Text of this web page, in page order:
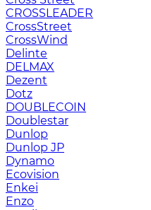
CROSSLEADER
CrossStreet
CrossWind
Delinte
DELMAX
Dezent
Dotz
DOUBLECOIN
Doublestar
Dunlop
Dunlop JP
Dynamo
Ecovision
Enkei
Enzo